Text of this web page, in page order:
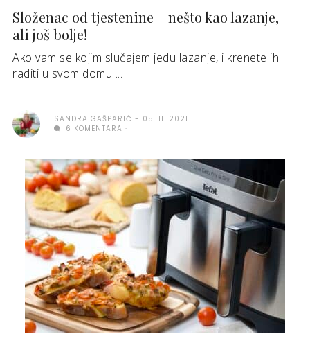
Složenac od tjestenine – nešto kao lazanje,
ali još bolje!
Ako vam se kojim slučajem jedu lazanje, i krenete ih
raditi u svom domu ...
SANDRA GAŠPARIĆ
05. 11. 2021.
6 KOMENTARA